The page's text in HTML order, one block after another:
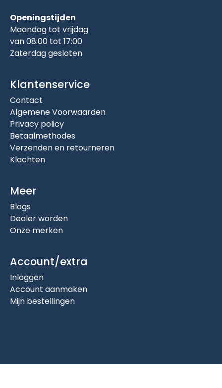
Openingstijden
Maandag tot vrijdag
van 08:00 tot 17:00
Zaterdag gesloten
Klantenservice
Contact
Algemene Voorwaarden
Privacy policy
Betaalmethodes
Verzenden en retourneren
Klachten
Meer
Blogs
Dealer worden
Onze merken
Account/extra
Inloggen
Account aanmaken
Mijn bestellingen